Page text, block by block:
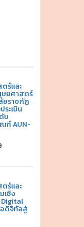
ร์และ
ยศาสตร์
ยราชภัฏ
ระเมิน
บ
ฑ์ AUN-
ร์และ
เชิง
ดิจิทัลสู่